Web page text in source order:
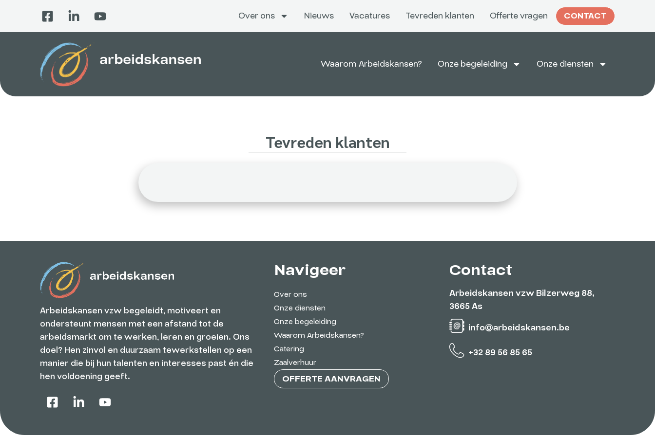
Over ons Nieuws Vacatures Tevreden klanten Offerte vragen CONTACT
Waarom Arbeidskansen? Onze begeleiding Onze diensten
Tevreden klanten
Arbeidskansen vzw begeleidt, motiveert en
ondersteunt mensen met een afstand tot de
arbeidsmarkt om te werken, leren en groeien. Ons
doel? Hen zinvol en duurzaam tewerkstellen op een
manier die bij hun talenten en interesses past én die
hen voldoening geeft.
Navigeer
Over ons
Onze diensten
Onze begeleiding
Waarom Arbeidskansen?
Catering
Zaalverhuur
OFFERTE AANVRAGEN
Contact
Arbeidskansen vzw Bilzerweg 88,
3665 As
info@arbeidskansen.be
+32 89 56 85 65